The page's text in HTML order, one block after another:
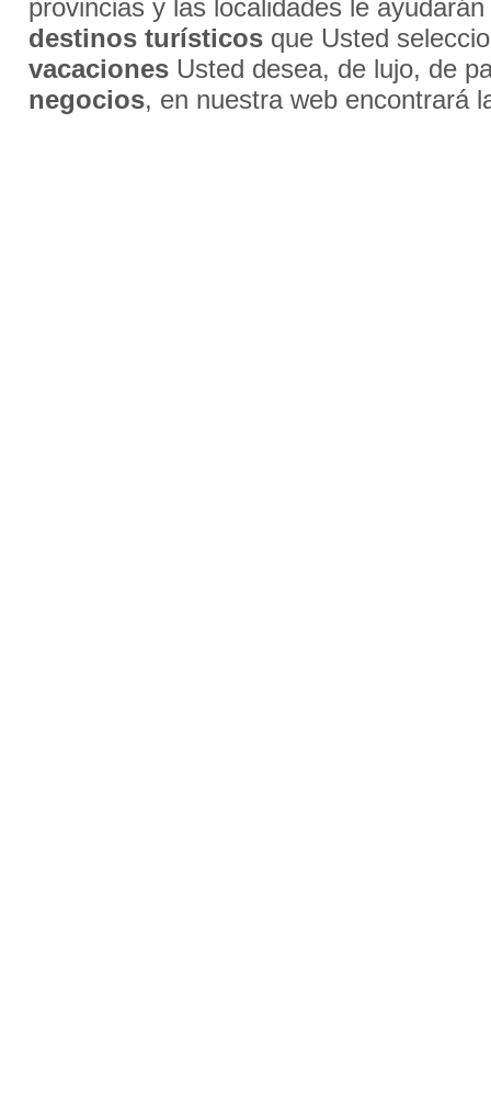
provincias y las localidades le
destinos turísticosque Usted
vacacionesUsted desea, de lujo, de
negocios, en nuestra web encontrará